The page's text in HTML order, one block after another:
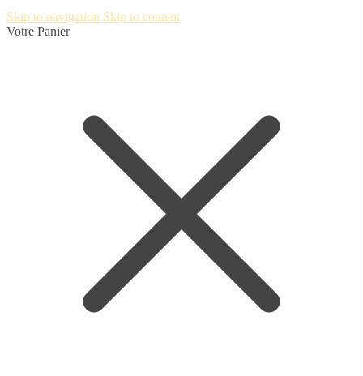
Skip to navigation Skip to content
Votre Panier